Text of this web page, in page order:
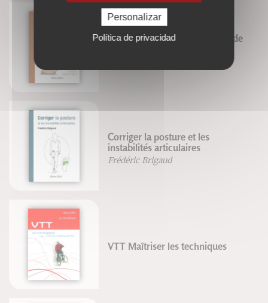
Neurotraining et optimisation de
Corriger la posture et les
instabilités articulaires
Frédéric Brigaud
VTT Maîtriser les techniques
Personalizar
Política de privacidad